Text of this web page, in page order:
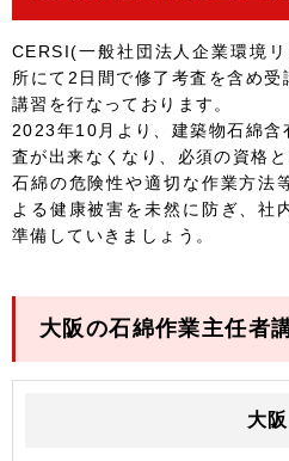
CERSI(一般社団法人企業環境
所にて2日間で修了考査を含め
講習を行なっております。
2023年10月より、建築物石綿含
査が出来なくなり、必須の資格と
石綿の危険性や適切な作業方法
よる健康被害を未然に防ぎ、社
準備していきましょう。
大阪の石綿作業主任者
大阪